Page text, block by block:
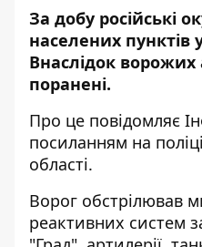
За добу російські
населених пунктів
Внаслідок ворожих
поранені.
Про це повідомляє
посиланням на
області.
Ворог обстрілював
реактивних систем